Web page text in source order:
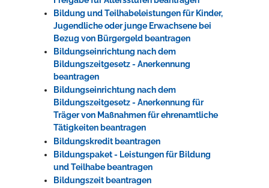
Bildung und Teilhabeleistungen für Kinder,
Jugendliche oder junge Erwachsene bei
Bezug von Bürgergeld beantragen
Bildungseinrichtung nach dem
Bildungszeitgesetz - Anerkennung
beantragen
Bildungseinrichtung nach dem
Bildungszeitgesetz - Anerkennung für
Träger von Maßnahmen für ehrenamtliche
Tätigkeiten beantragen
Bildungskredit beantragen
Bildungspaket - Leistungen für Bildung
und Teilhabe beantragen
Bildungszeit beantragen